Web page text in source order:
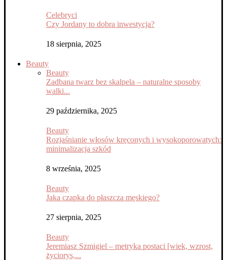
Celebryci
Czy Jordany to dobra inwestycja?
18 sierpnia, 2025
Beauty
Beauty
Zadbana twarz bez skalpela – naturalne sposoby
walki...
29 października, 2025
Beauty
Rozjaśnianie włosów kręconych i wysokoporowatych:
minimalizacja szkód
8 września, 2025
Beauty
Jaka czapka do płaszcza męskiego?
27 sierpnia, 2025
Beauty
Jeremiasz Szmigiel – metryka postaci [wiek, wzrost,
życiorys,...